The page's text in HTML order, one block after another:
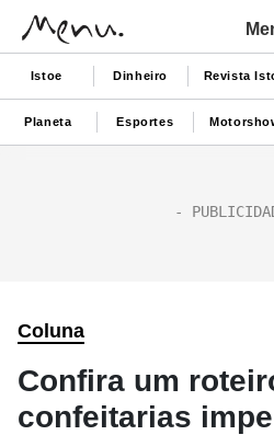
Istoe Dinheiro Revista
Planeta Esportes
Coluna
Confira um
confeitarias